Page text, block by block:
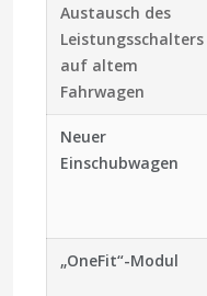
Austausch des
Leistungsschalters
auf altem
Fahrwagen
Neuer
Einschubwagen
„OneFit“-Modul